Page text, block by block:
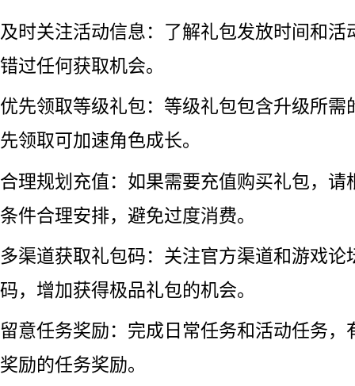
及时关注活动信息：了解礼包发放时间和活
错过任何获取机会。
优先领取等级礼包：等级礼包包含升级所需
先领取可加速角色成长。
合理规划充值：如果需要充值购买礼包，请
条件合理安排，避免过度消费。
多渠道获取礼包码：关注官方渠道和游戏论
码，增加获得极品礼包的机会。
留意任务奖励：完成日常任务和活动任务，
奖励的任务奖励。